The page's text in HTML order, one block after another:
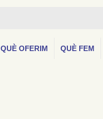
QUÈ OFERIM QUÈ FEM